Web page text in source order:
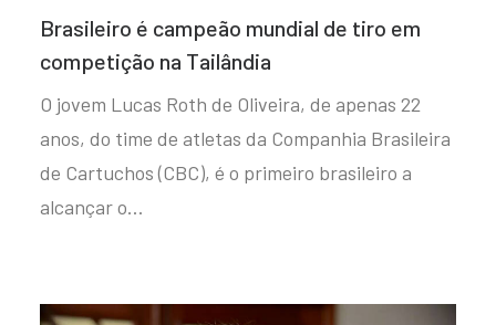
Brasileiro é campeão mundial de tiro em
competição na Tailândia
O jovem Lucas Roth de Oliveira, de apenas 22
anos, do time de atletas da Companhia Brasileira
de Cartuchos (CBC), é o primeiro brasileiro a
alcançar o…